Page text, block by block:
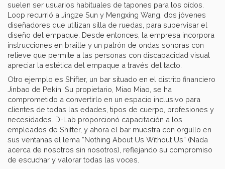
suelen ser usuarios habituales de tapones para los oídos.
Loop recurrió a Jingze Sun y Mengxing Wang, dos jóvenes
diseñadores que utilizan silla de ruedas, para supervisar el
diseño del empaque. Desde entonces, la empresa incorpora
instrucciones en braille y un patrón de ondas sonoras con
relieve que permite a las personas con discapacidad visual
apreciar la estética del empaque a través del tacto.
Otro ejemplo es Shifter, un bar situado en el distrito financiero
Jinbao de Pekín. Su propietario, Miao Miao, se ha
comprometido a convertirlo en un espacio inclusivo para
clientes de todas las edades, tipos de cuerpo, profesiones y
necesidades. D-Lab proporcionó capacitación a los
empleados de Shifter, y ahora el bar muestra con orgullo en
sus ventanas el lema “Nothing About Us Without Us” (Nada
acerca de nosotros sin nosotros), reflejando su compromiso
de escuchar y valorar todas las voces.